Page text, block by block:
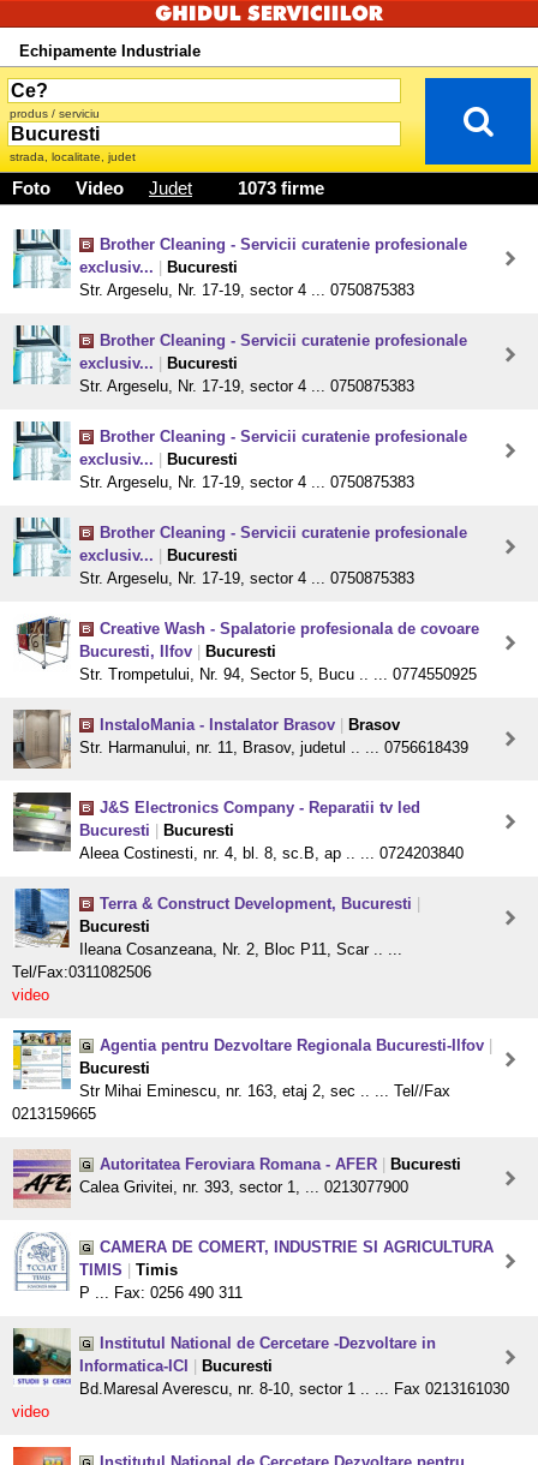
Echipamente Industriale
produs / serviciu
strada, localitate, judet
Foto Video Judet 1073 firme
Brother Cleaning - Servicii curatenie profesionale
exclusiv...
Bucuresti
Str. Argeselu, Nr. 17-19, sector 4 ... 0750875383
Brother Cleaning - Servicii curatenie profesionale
exclusiv...
Bucuresti
Str. Argeselu, Nr. 17-19, sector 4 ... 0750875383
Brother Cleaning - Servicii curatenie profesionale
exclusiv...
Bucuresti
Str. Argeselu, Nr. 17-19, sector 4 ... 0750875383
Brother Cleaning - Servicii curatenie profesionale
exclusiv...
Bucuresti
Str. Argeselu, Nr. 17-19, sector 4 ... 0750875383
Creative Wash - Spalatorie profesionala de covoare
Bucuresti, Ilfov
Bucuresti
Str. Trompetului, Nr. 94, Sector 5, Bucu .. ... 0774550925
InstaloMania - Instalator Brasov
Brasov
Str. Harmanului, nr. 11, Brasov, judetul .. ... 0756618439
J&S Electronics Company - Reparatii tv led
Bucuresti
Bucuresti
Aleea Costinesti, nr. 4, bl. 8, sc.B, ap .. ... 0724203840
Terra & Construct Development, Bucuresti
Bucuresti
Ileana Cosanzeana, Nr. 2, Bloc P11, Scar .. ...
Tel/Fax:0311082506
video
Agentia pentru Dezvoltare Regionala Bucuresti-Ilfov
Bucuresti
Str Mihai Eminescu, nr. 163, etaj 2, sec .. ... Tel//Fax
0213159665
Autoritatea Feroviara Romana - AFER
Bucuresti
Calea Grivitei, nr. 393, sector 1, ... 0213077900
CAMERA DE COMERT, INDUSTRIE SI AGRICULTURA
TIMIS
Timis
P ... Fax: 0256 490 311
Institutul National de Cercetare -Dezvoltare in
Informatica-ICI
Bucuresti
Bd.Maresal Averescu, nr. 8-10, sector 1 .. ... Fax 0213161030
video